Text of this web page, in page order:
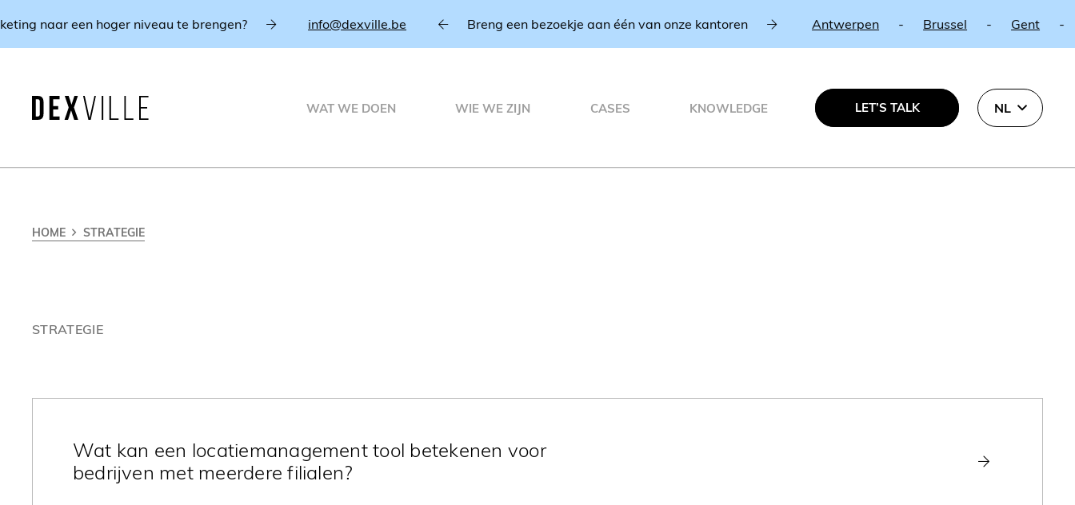
naar een hoger niveau te brengen? info@dexville.be Breng een bezoekje aan één van onze kantoren Antwerpen - Brussel - Gent -
WAT WE DOEN WIE WE ZIJN CASES KNOWLEDGE LET’S TALK NL
HOME STRATEGIE
STRATEGIE
Wat kan een locatiemanagement tool betekenen voor
bedrijven met meerdere filialen?